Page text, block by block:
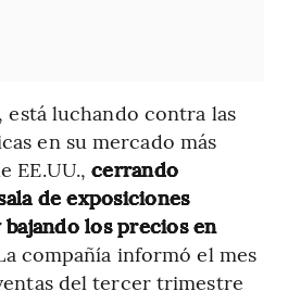
está luchando contra las
en su mercado más
EE.UU.,cerrando
de exposiciones
los precios en
compañía informó el mes
del tercer trimestre